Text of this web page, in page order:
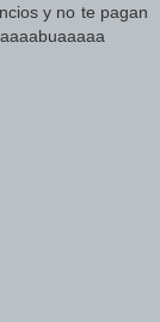
y no te pagan